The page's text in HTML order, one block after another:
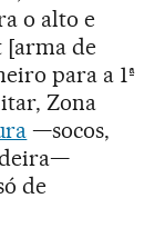
o alto e
[arma de
para a 1ª
Zona
—socos,
de